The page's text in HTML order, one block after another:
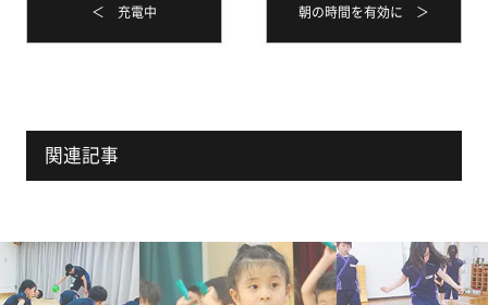
＜ 充電中 朝の時間を有効に ＞
関連記事